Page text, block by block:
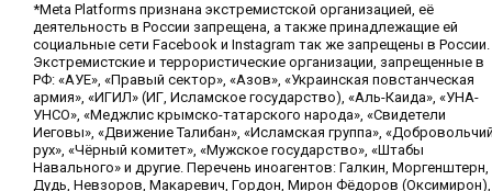
*Meta Platforms признана экстремистской организацией, её
деятельность в России запрещена, а также принадлежащие ей
социальные сети Facebook и Instagram так же запрещены в России.
Экстремистские и террористические организации, запрещенные в
РФ: «АУЕ», «Правый сектор», «Азов», «Украинская повстанческая
армия», «ИГИЛ» (ИГ, Исламское государство), «Аль-Каида», «УНА-
УНСО», «Меджлис крымско-татарского народа», «Свидетели
Иеговы», «Движение Талибан», «Исламская группа»,
рух», «Чёрный комитет», «Мужское государство», «Штабы
Навального» и другие. Перечень иноагентов: Галкин, Моргенштерн,
Дудь, Невзоров, Макаревич, Гордон, Мирон Фёдоров (Оксимирон),